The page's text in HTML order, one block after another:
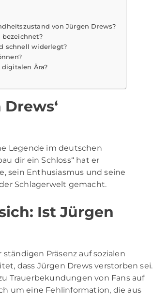
von Jürgen Drews?
bezeichnet?
schnell widerlegt?
Ära?
Legende im deutschen
dir ein Schloss“ hat er
sein Enthusiasmus und seine
Schlagerwelt gemacht.
Ist Jürgen
Präsenz auf sozialen
dass Jürgen Drews verstorben sei.
Trauerbekundungen von Fans auf
um eine Fehlinformation, die aus